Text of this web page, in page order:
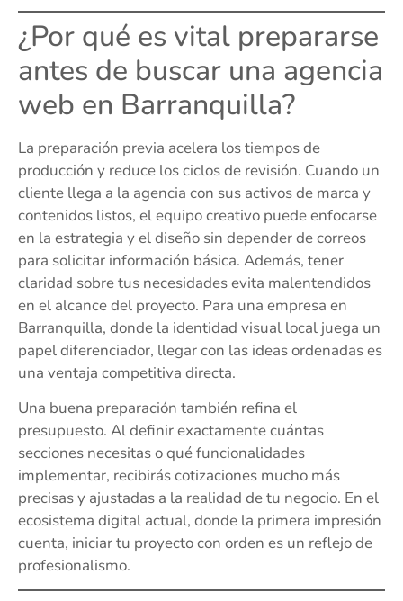
¿Por qué es vital prepararse
antes de buscar una agencia
web en Barranquilla?
La preparación previa acelera los tiempos de
producción y reduce los ciclos de revisión. Cuando un
cliente llega a la agencia con sus activos de marca y
contenidos listos, el equipo creativo puede enfocarse
en la estrategia y el diseño sin depender de correos
para solicitar información básica. Además, tener
claridad sobre tus necesidades evita malentendidos
en el alcance del proyecto. Para una empresa en
Barranquilla, donde la identidad visual local juega un
papel diferenciador, llegar con las ideas ordenadas es
una ventaja competitiva directa.
Una buena preparación también refina el
presupuesto. Al definir exactamente cuántas
secciones necesitas o qué funcionalidades
implementar, recibirás cotizaciones mucho más
precisas y ajustadas a la realidad de tu negocio. En el
ecosistema digital actual, donde la primera impresión
cuenta, iniciar tu proyecto con orden es un reflejo de
profesionalismo.